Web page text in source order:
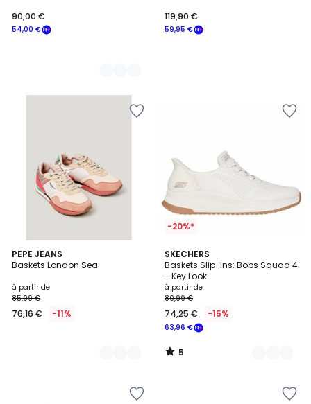
54,00 €
90,00 €
59,95 €
119,90 €
PEPE JEANS
Baskets London Sea
à partir de
85,99 €
76,16 € -11%
2
Couleurs
-20%*
SKECHERS
Baskets Slip-Ins: Bobs Squad 4
- Key Look
à partir de
63,96 €
80,99 €
74,25 € -15%
5
/
5
3
Couleurs
5
/